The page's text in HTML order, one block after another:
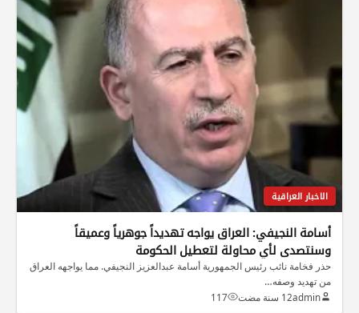
الاخبار العراقية
أسامة النجيفي: العراق يواجه تهديداً جوهرياً وعميقاً
وسنتصدى لأي محاولة لتعطيل الحكومة
حذر فخامة نائب رئيس الجمهورية أسامة عبدالعزيز النجيفي. مما يواجهه العراق
من تهديد وصفه…
admin12 سنة مضت 117